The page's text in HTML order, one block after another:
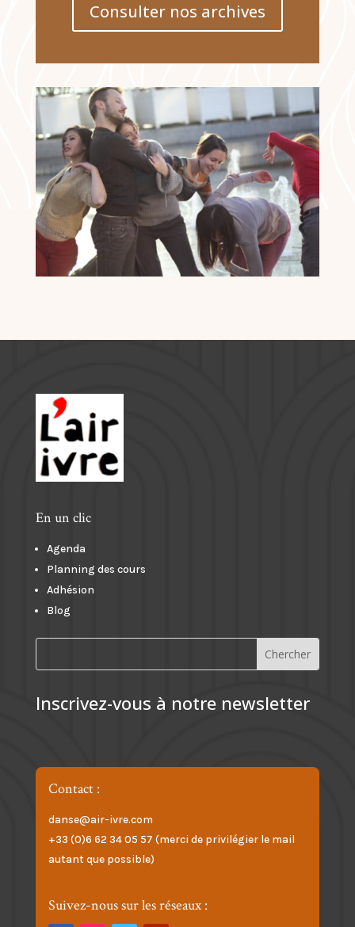
Consulter nos archives
En un clic
Agenda
Planning des cours
Adhésion
Blog
Inscrivez-vous à notre newsletter
Contact :
danse@air-ivre.com
+33 (0)6 62 34 05 57 (merci de privilégier le mail
autant que possible)
Suivez-nous sur les réseaux :